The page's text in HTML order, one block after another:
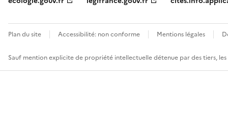
Plan du site Accessibilité: non conforme Mentions légales
Sauf mention explicite de propriété intellectuelle détenue par des tiers,